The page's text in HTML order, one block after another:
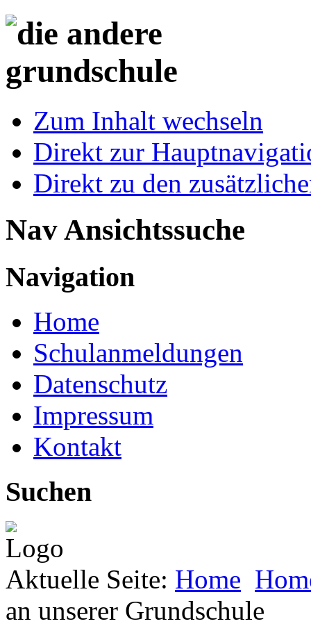
Zum Inhalt wechseln
Direkt zur
Direkt zu den
Nav Ansichtssuche
Navigation
Home
Schulanmeldungen
Datenschutz
Impressum
Kontakt
Suchen
Aktuelle Seite: Home
an unserer Grundschule